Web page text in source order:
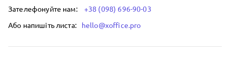
Зателефонуйте нам:
+38 (098) 696-90-03
Або напишіть листа:
hello@xoffice.pro